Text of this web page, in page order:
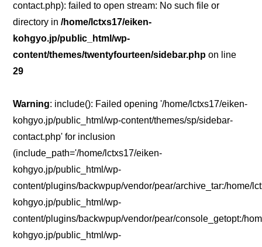
contact.php): failed to open stream: No such file or
directory in/home/lctxs17/eiken-
kohgyo.jp/public_html/wp-
content/themes/twentyfourteen/sidebar.php on line
29
Warning: include(): Failed opening '/home/lctxs17/eiken-
kohgyo.jp/public_html/wp-content/themes/sp/sidebar-
contact.php' for inclusion
(include_path='/home/lctxs17/eiken-
kohgyo.jp/public_html/wp-
content/plugins/backwpup/vendor/pear/archive_tar:/home/
kohgyo.jp/public_html/wp-
content/plugins/backwpup/vendor/pear/console_getopt:/
kohgyo.jp/public_html/wp-